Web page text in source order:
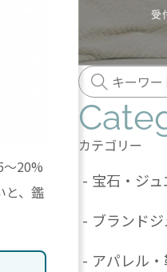
〜20%
と、鑑
カテゴリー
- 宝石・ジ
- ブランド
- アパレル